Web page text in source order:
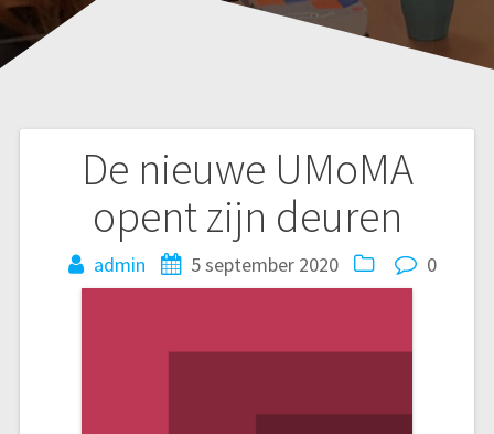
De nieuwe UMoMA
opent zijn deuren
admin 5 september 2020 0
Bericht
navigatie